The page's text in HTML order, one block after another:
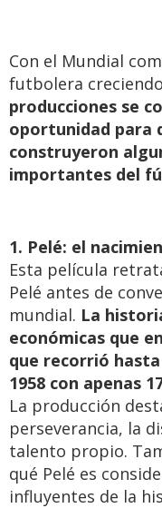
Con el Mundial
futbolera
producciones se
oportunidad para
construyeron
importantes del
1. Pelé: el
Esta película
Pelé antes de
mundial. La
económicas que
que recorrió
1958 con apenas
La producción
perseverancia, la
talento propio.
qué Pelé es
influyentes de la